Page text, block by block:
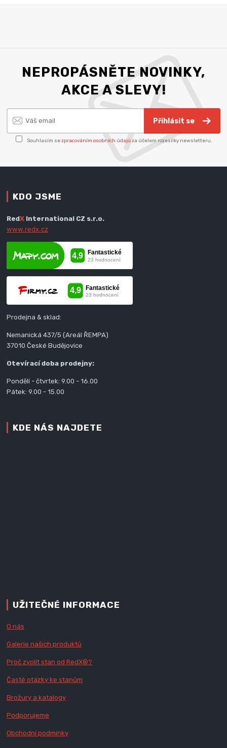
NEPROPÁSNĚTE NOVINKY,
AKCE A SLEVY!
Přihlásit se
Souhlasím sezpracováním osobních údajů za účelem rozesílky newsletteru.
KDO JSME
RedX International CZ s.r.o.
www.redx.cz
Prodejna & sklad:
Nemanická 437/5 (Areál ŘEMPA)
37010 České Budějovice
Otevírací doba prodejny:
Pondělí - čtvrtek: 9.00 - 16.00
Pátek: 9.00 - 15.00
KDE NÁS NAJDETE
UŽITEČNÉ INFORMACE
O nás
Galerie našich produktů
Proč zvolit stan od RedX®?
Časté otázky ke stanům
Brožury a katalogy
Podporujeme
Obchodní podmínky